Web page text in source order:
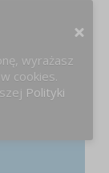
wyrażasz
cookies.
Polityki